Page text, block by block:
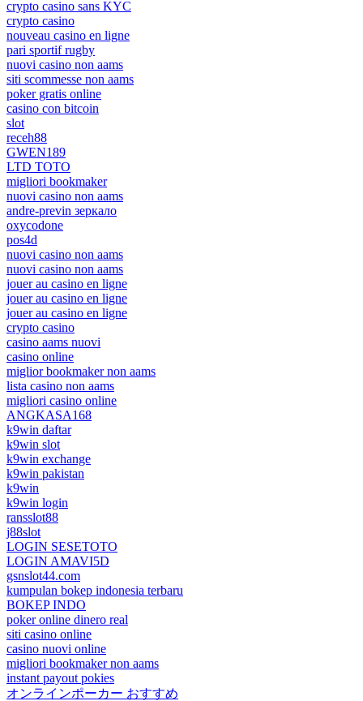
crypto casino sans KYC
crypto casino
nouveau casino en ligne
pari sportif rugby
nuovi casino non aams
siti scommesse non aams
poker gratis online
casino con bitcoin
slot
receh88
GWEN189
LTD TOTO
migliori bookmaker
nuovi casino non aams
andre-previn зеркало
oxycodone
pos4d
nuovi casino non aams
nuovi casino non aams
jouer au casino en ligne
jouer au casino en ligne
jouer au casino en ligne
crypto casino
casino aams nuovi
casino online
miglior bookmaker non aams
lista casino non aams
migliori casino online
ANGKASA168
k9win daftar
k9win slot
k9win exchange
k9win pakistan
k9win
k9win login
ransslot88
j88slot
LOGIN SESETOTO
LOGIN AMAVI5D
gsnslot44.com
kumpulan bokep indonesia terbaru
BOKEP INDO
poker online dinero real
siti casino online
casino nuovi online
migliori bookmaker non aams
instant payout pokies
オンラインポーカー おすすめ